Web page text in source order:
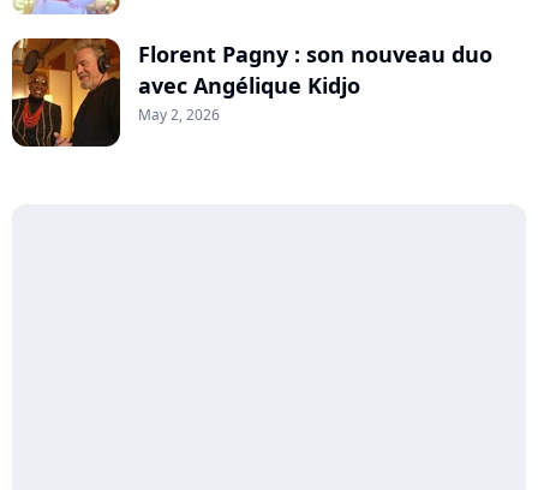
Florent Pagny : son nouveau duo
avec Angélique Kidjo
May 2, 2026